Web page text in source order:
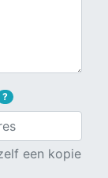
?
een kopie